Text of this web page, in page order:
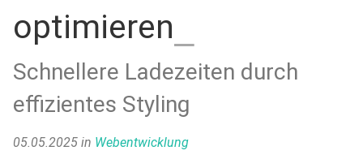
optimieren
Schnellere Ladezeiten durch
effizientes Styling
05.05.2025 in Webentwicklung